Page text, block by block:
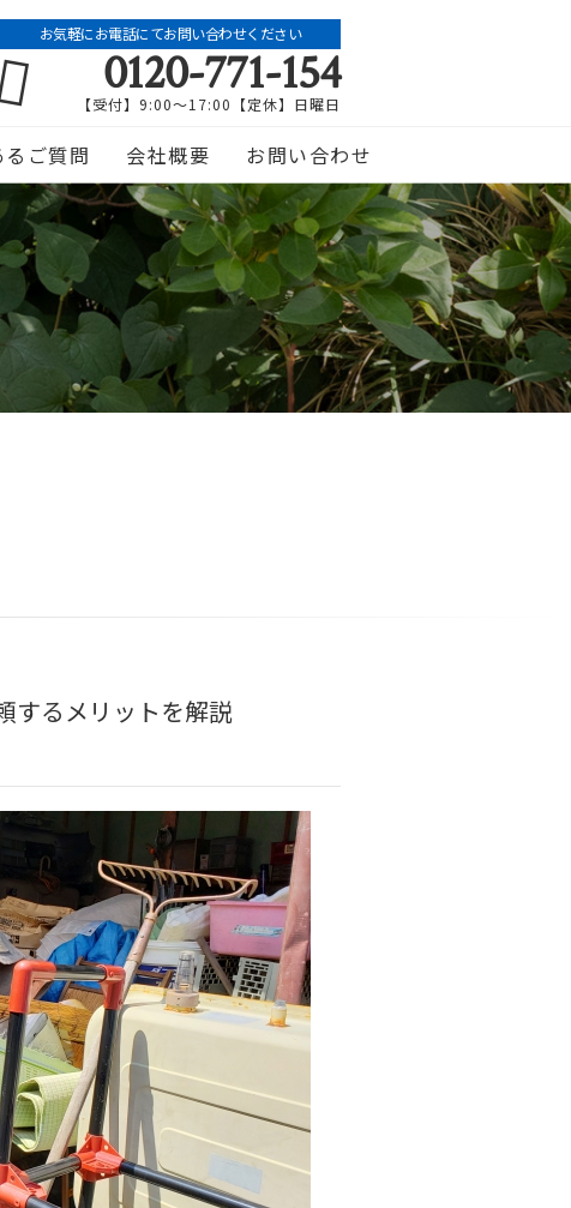
お気軽にお電話にてお問い合わせください
0120-771-154
【受付】9:00～17:00【定休】日曜日
るご質問 会社概要 お問い合わせ
するメリットを解説